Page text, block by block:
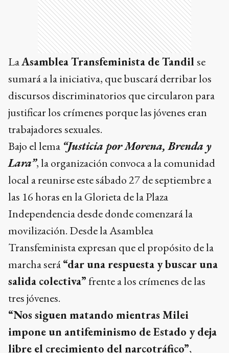
LaAsamblea Transfeminista de Tandilse
sumará a la iniciativa, que buscará derribar los
discursos discriminatorios que circularon para
justificar los crímenes porque las jóvenes eran
trabajadores sexuales.
Bajo el lema “Justicia por Morena, Brenda y
Lara”, la organización convoca a la comunidad
local a reunirse este sábado 27 de septiembre a
las 16 horas en la Glorieta de la Plaza
Independencia desde donde comenzará la
movilización. Desde la Asamblea
Transfeminista expresan que el propósito de la
marcha será“dar una respuesta y buscar una
salida colectiva”frente a los crímenes de las
tres jóvenes.
“Nos siguen matando mientras Milei
impone un antifeminismo de Estado y deja
libre el crecimiento del narcotráfico”,